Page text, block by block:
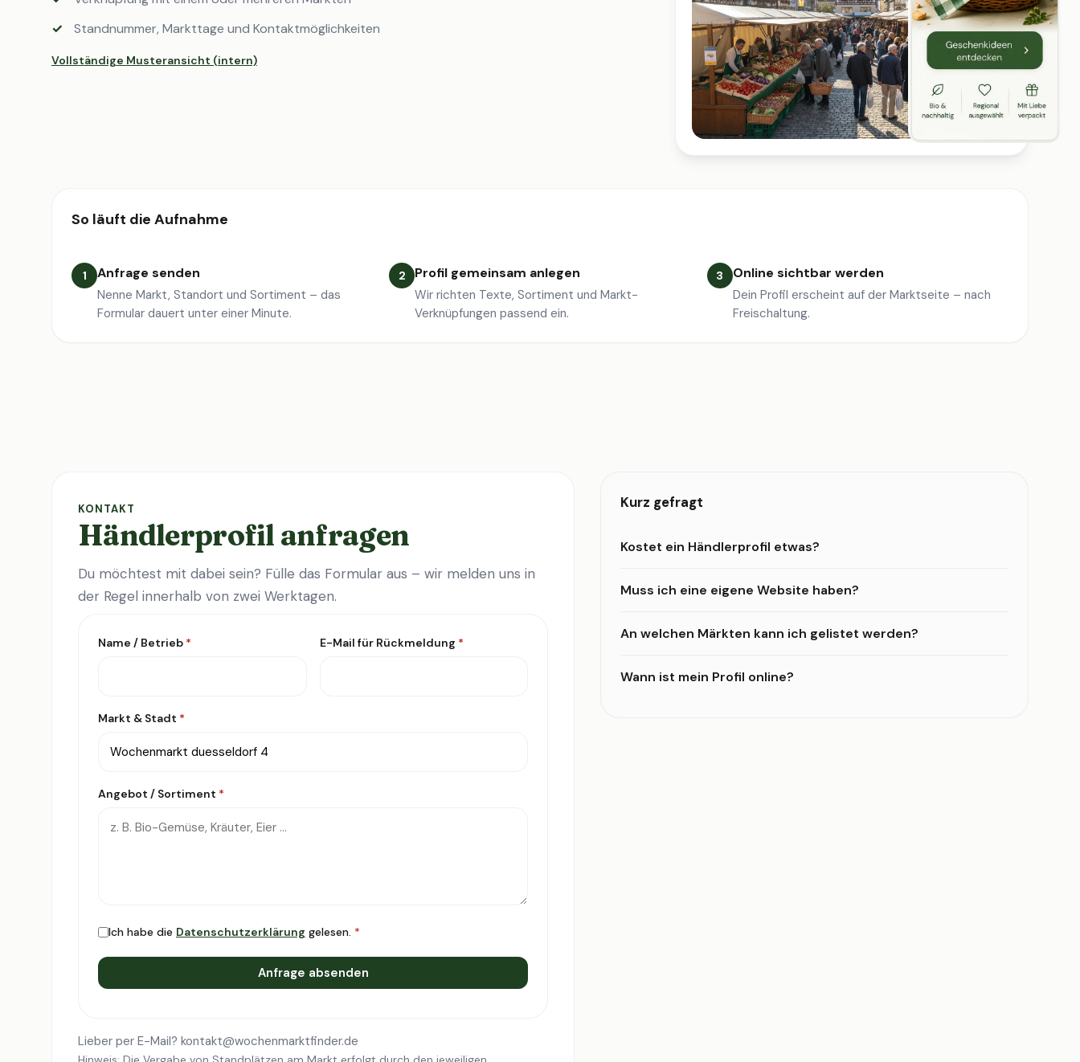
Standnummer, Markttage und Kontaktmöglichkeiten
Vollständige Musteransicht (intern)
So läuft die Aufnahme
1 Anfrage senden
Nenne Markt, Standort und Sortiment – das
Formular dauert unter einer Minute.
2 Profil gemeinsam anlegen
Wir richten Texte, Sortiment und Markt-
Verknüpfungen passend ein.
3 Online sichtbar werden
Dein Profil erscheint auf der Marktseite – nach
Freischaltung.
KONTAKT
Händlerprofil anfragen
Du möchtest mit dabei sein? Fülle das Formular aus – wir melden uns in
der Regel innerhalb von zwei Werktagen.
Name / Betrieb * E-Mail für Rückmeldung *
Markt & Stadt *
Angebot / Sortiment *
Ich habe die Datenschutzerklärung gelesen. *
Anfrage absenden
Lieber per E-Mail? kontakt@wochenmarktfinder.de
Kurz gefragt
Kostet ein Händlerprofil etwas?
Muss ich eine eigene Website haben?
An welchen Märkten kann ich gelistet werden?
Wann ist mein Profil online?